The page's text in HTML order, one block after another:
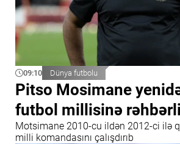
09:10 Dünya futbolu
Pitso Mosimane
futbol millisinə
Motsimane 2010-cu ildən 2012-ci ilə
milli komandasını çalışdırıb